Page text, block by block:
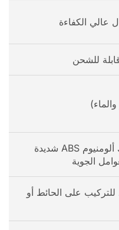
عالي الكفاءة
للشحن
سبيكة ABS وسبائك ألومنيوم ABS شديدة
الجوية
للتركيب على الحائط أو